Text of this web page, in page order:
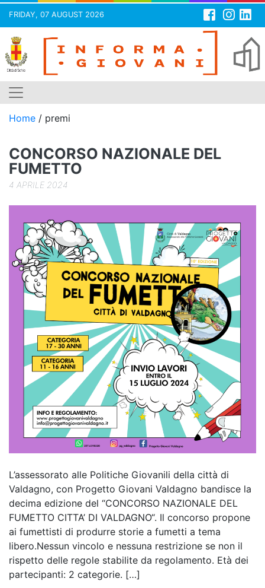
FRIDAY, 07 AUGUST 2026
Skip
content
Home / premi
CONCORSO NAZIONALE DEL
FUMETTO
4 APRILE 2024
L’assessorato alle Politiche Giovanili della città di
Valdagno, con Progetto Giovani Valdagno bandisce la
decima edizione del “CONCORSO NAZIONALE DEL
FUMETTO CITTA’ DI VALDAGNO“. Il concorso propone
ai fumettisti di produrre storie a fumetti a tema
libero.Nessun vincolo e nessuna restrizione se non il
rispetto delle regole stabilite da regolamento. Età dei
partecipanti: 2 categorie. […]